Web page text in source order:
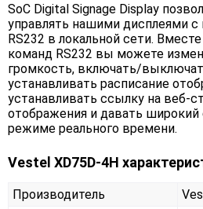
SoC Digital Signage Display
управлять нашими дисплеями
RS232 в локальной сети.
команд RS232 вы можете
громкость, включать/
устанавливать расписание
устанавливать ссылку на веб-
отображения и давать
режиме реального времени.
Vestel XD75D-4H
Производитель